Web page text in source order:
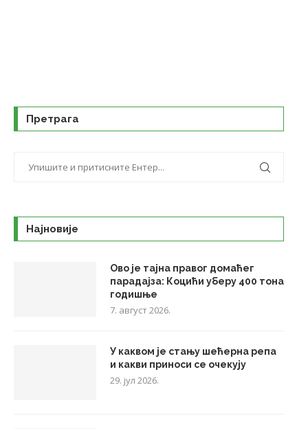
Претрага
Најновије
Ово је тајна правог домаћег
парадајза: Коцићи уберу 400 тона
годишње
7. август 2026.
У каквом је стању шећерна репа
и какви приноси се очекују
29. јул 2026.